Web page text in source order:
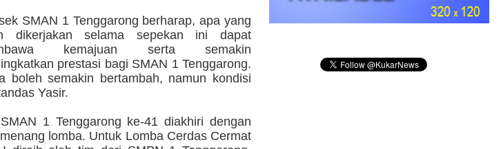
SMAN 1 Tenggarong berharap, apa yang
dikerjakan selama sepekan ini dapat
kemajuan serta semakin
prestasi bagi SMAN 1 Tenggarong.
boleh semakin bertambah, namun kondisi
Yasir.
1 Tenggarong ke-41 diakhiri dengan
lomba. Untuk Lomba Cerdas Cermat